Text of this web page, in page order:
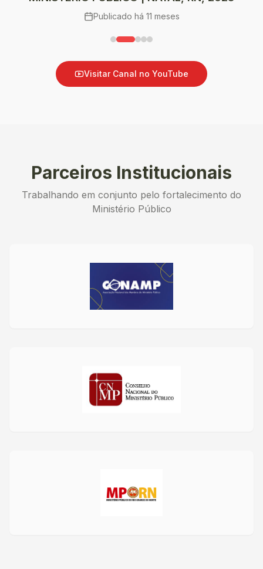
Publicado há 11 meses
Visitar Canal no YouTube
Parceiros Institucionais
Trabalhando em conjunto pelo fortalecimento do
Ministério Público